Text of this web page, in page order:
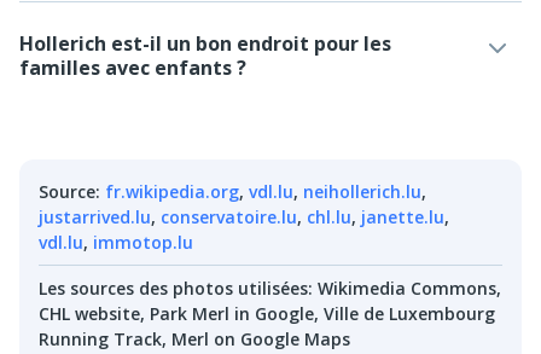
Hollerich est-il un bon endroit pour les
familles avec enfants ?
Source: fr.wikipedia.org, vdl.lu, neihollerich.lu,
justarrived.lu, conservatoire.lu, chl.lu, janette.lu,
vdl.lu, immotop.lu
Les sources des photos utilisées: Wikimedia Commons,
CHL website, Park Merl in Google, Ville de Luxembourg
Running Track, Merl on Google Maps